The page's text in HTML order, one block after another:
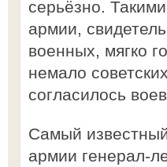
серьёзно.
армии,
военных, мягко
немало
согласилось
Самый
армии генерал-